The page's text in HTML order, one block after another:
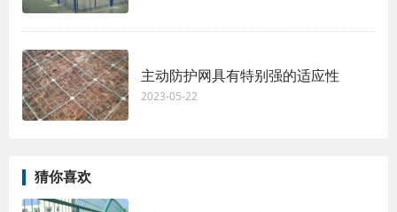
主动防护网具有特别强的适应性
2023-05-22
猜你喜欢